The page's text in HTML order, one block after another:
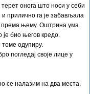
онога што носи у себи
прилично га је забављала
према њему. Оштрина ума
био његов кредо.
томе одупиру.
погледај своје лице у
се налазим на два места.